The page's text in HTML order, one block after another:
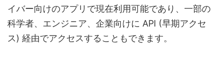
イバー向けのアプリで現在利用可能であり、一部の
科学者、エンジニア、企業向けに API (早期アクセ
ス) 経由でアクセスすることもできます。